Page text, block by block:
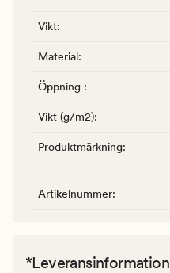
Vikt:
Material:
Öppning :
Vikt (g/m2):
Produktmärkning:
Artikelnummer:
*Leveransinformation